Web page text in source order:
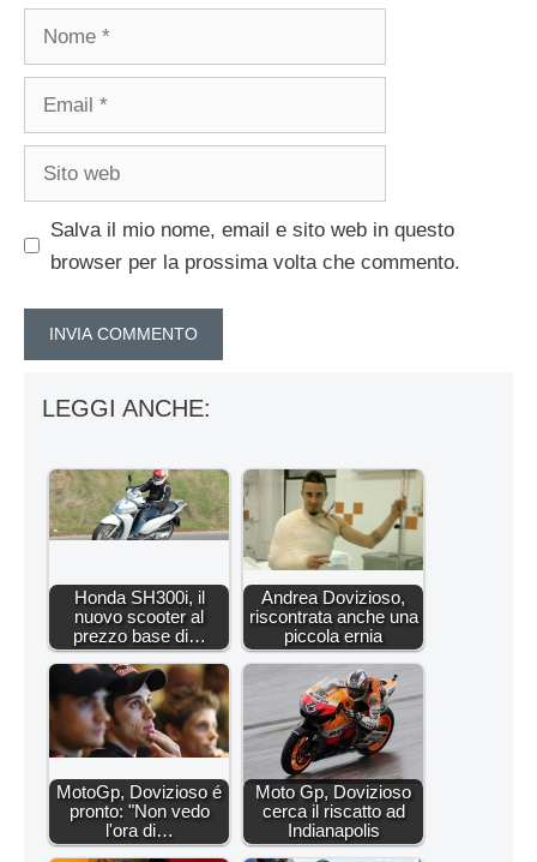
Salva il mio nome, email e sito web in questo
browser per la prossima volta che commento.
LEGGI ANCHE:
Honda SH300i, il
nuovo scooter al
prezzo base di…
Andrea Dovizioso,
riscontrata anche una
piccola ernia
MotoGp, Dovizioso é
pronto: "Non vedo
l'ora di…
Moto Gp, Dovizioso
cerca il riscatto ad
Indianapolis